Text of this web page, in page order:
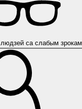
людзей са слабым зрокам